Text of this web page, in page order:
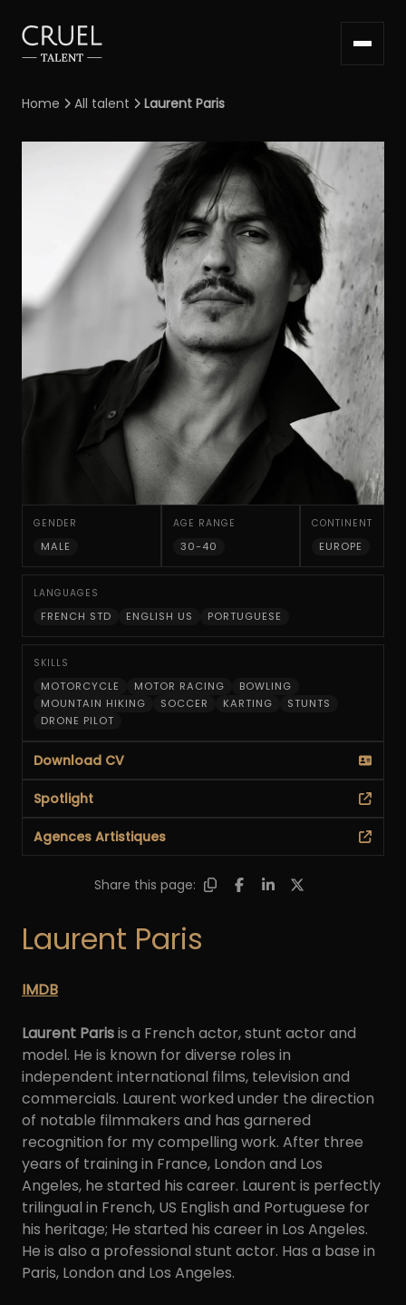
Home All talent Laurent Paris
GENDER
MALE
AGE RANGE
30-40
CONTINENT
EUROPE
LANGUAGES
FRENCH STD ENGLISH US PORTUGUESE
SKILLS
MOTORCYCLE MOTOR RACING
BOWLING
MOUNTAIN HIKING
SOCCER KARTING
STUNTS
DRONE PILOT
Download CV
Spotlight
Agences Artistiques
Share this page:
Laurent Paris
IMDB
Laurent Parisis a French actor, stunt actor and
model. He is known for diverse roles in
independent international films, television and
commercials. Laurent worked under the direction
of notable filmmakers and has garnered
recognition for my compelling work. After three
years of training in France, London and Los
Angeles, he started his career. Laurent is perfectly
trilingual in French, US English and Portuguese for
his heritage; He started his career in Los Angeles.
He is also a professional stunt actor. Has a base in
Paris, London and Los Angeles.